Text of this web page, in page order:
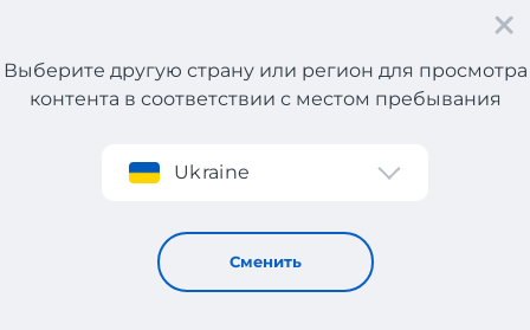
Регистрация
Выберите другую страну или регион для просмотра
контента в соответствии с местом пребывания
Ukraine
Сменить
Одежда из США с доставкой в Казахстан
Одежда из США с доставкой
в Казахстан